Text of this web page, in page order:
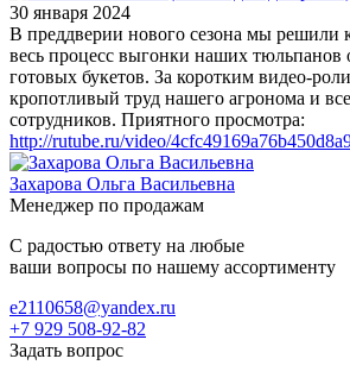
30 января 2024
В преддверии нового сезона мы решили
весь процесс выгонки наших тюльпанов
готовых букетов. За коротким видео-
кропотливый труд нашего агронома и
сотрудников. Приятного просмотра:
http://rutube.ru/video/
Захарова Ольга Васильевна
Менеджер по продажам
С радостью ответу на любые
ваши вопросы по нашему ассортименту
e2110658@yandex.ru
+7 929 508-92-82
Задать вопрос